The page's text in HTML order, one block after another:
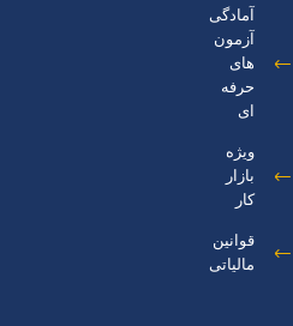
آمادگی
آزمون
های
حرفه
ای
ویژه
بازار
کار
قوانین
مالیاتی